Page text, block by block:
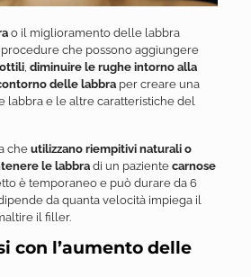
o il miglioramento delle labbra
che possono aggiungere
, diminuire le rughe intorno alla
delle labbraper creare una
labbra e le altre caratteristiche del
che utilizzano riempitivi naturali o
le labbradi un paziente carnose
è temporaneo e può durare da 6
da quanta velocità impiega il
il filler.
con l’aumento delle